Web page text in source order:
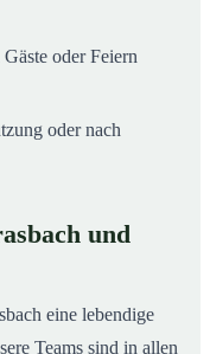
oder Feiern
oder nach
und
eine lebendige
Teams sind in allen